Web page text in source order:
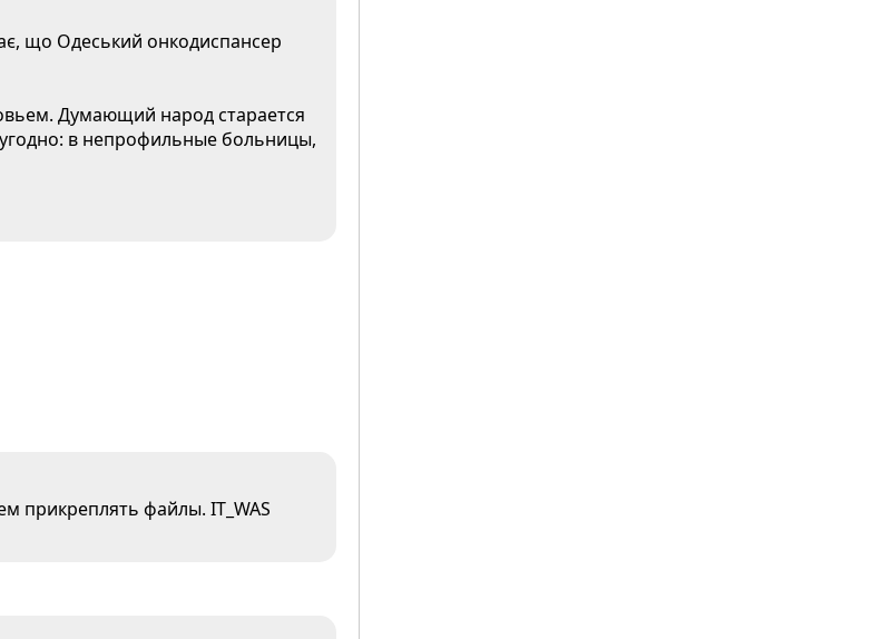
що Одеський онкодиспансер
Думающий народ старается
в непрофильные больницы,
прикреплять файлы. IT_WAS